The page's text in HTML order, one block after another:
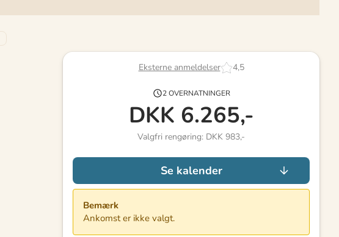
Eksterne anmeldelser 4,5
2 OVERNATNINGER
DKK 6.265,-
Valgfri rengøring: DKK 983,-
Se kalender
Bemærk
Ankomst er ikke valgt.